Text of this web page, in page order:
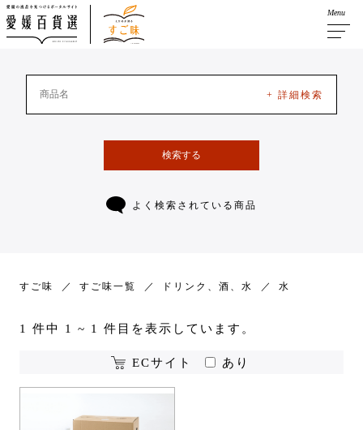
Menu
+ 詳細検索
検索する
よく検索されている商品
すご味 すご味一覧 ドリンク、酒、水 水
1 件中 1 ~ 1 件目を表示しています。
ECサイト あり